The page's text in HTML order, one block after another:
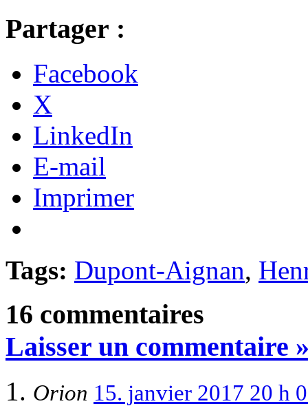
Partager :
Facebook
X
LinkedIn
E-mail
Imprimer
Tags: Dupont-Aignan,
16 commentaires
Laisser un commentaire
Orion 15. janvier 2017 20 h